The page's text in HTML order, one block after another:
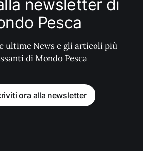
newsletter di
Pesca
ultime News e gli articoli più
di Mondo Pesca
ora alla newsletter